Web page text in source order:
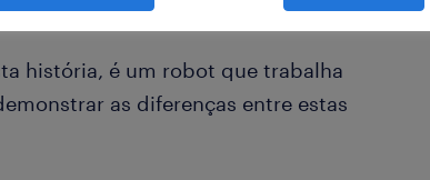
história, é um robot que trabalha
as diferenças entre estas